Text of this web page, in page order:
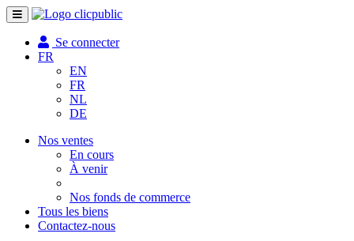
Toggle
navigation
Se connecter
FR
EN
FR
NL
DE
Nos ventes
En cours
À venir
Nos fonds de commerce
Tous les biens
Contactez-nous